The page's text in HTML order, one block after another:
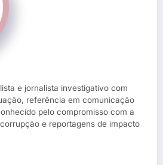
e jornalista investigativo com
referência em comunicação
pelo compromisso com a
e reportagens de impacto